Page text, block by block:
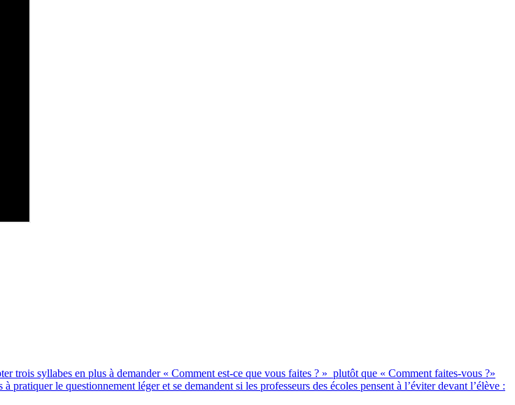
trois syllabes en plus à demander « Comment est-ce que vous faites ? » plutôt que « Comment faites-vous ?»
le questionnement léger et se demandent si les professeurs des écoles pensent à l’éviter devant l’élève :